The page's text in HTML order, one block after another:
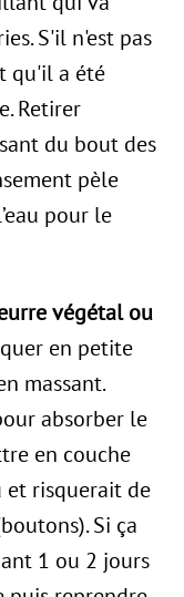
S'il n'est pas
qu'il a été
Retirer
du bout des
pèle
pour le
végétal ou
en petite
massant.
absorber le
en couche
et risquerait de
Si ça
1 ou 2 jours